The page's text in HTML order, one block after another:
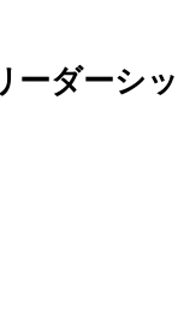
ダーシ